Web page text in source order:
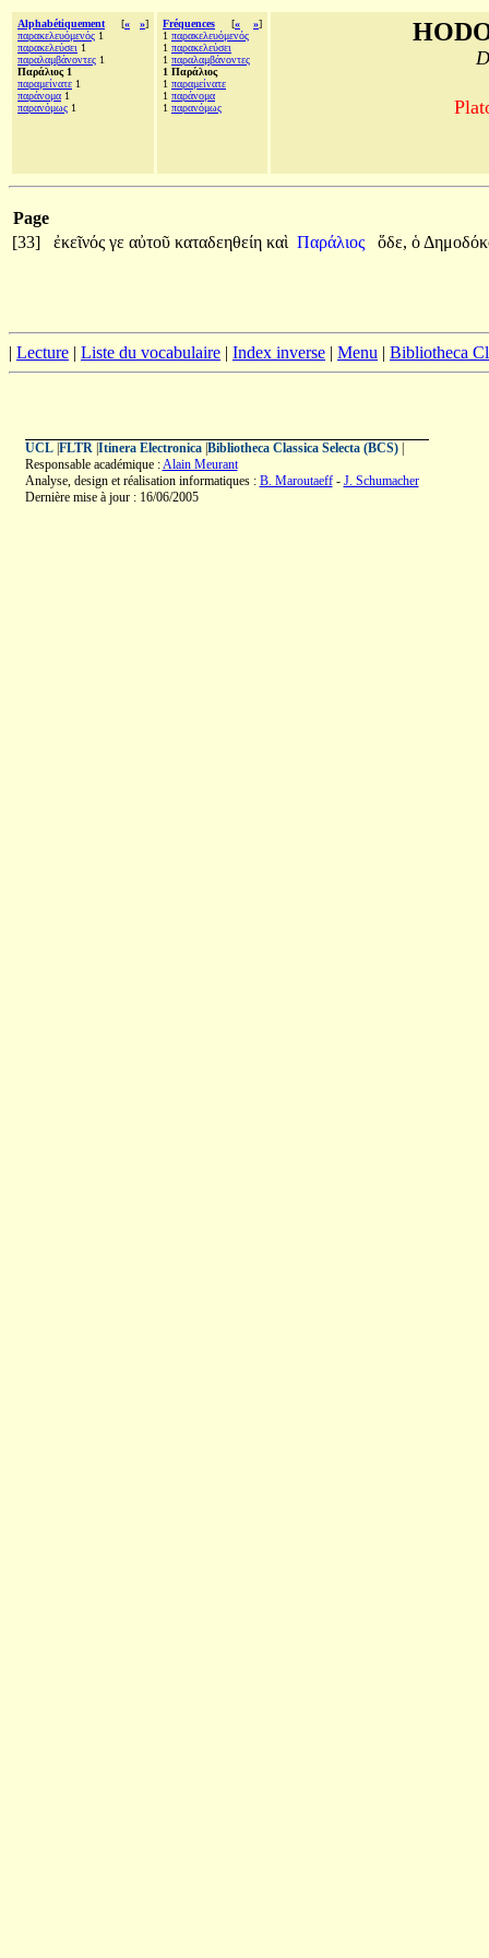
Alphabétiquement [« »]
παρακελευόμενός 1
παρακελεύσει 1
παραλαμβάνοντες 1
Παράλιος 1
παραμείνατε 1
παράνομα 1
παρανόμως 1
Fréquences [« »]
1 παρακελευόμενός
1 παρακελεύσει
1 παραλαμβάνοντες
1 Παράλιος
1 παραμείνατε
1 παράνομα
1 παρανόμως
Page
[33]
ἐκεῖνός γε αὐτοῦ καταδεηθείη καὶ Παράλιος ὅδε, ὁ
| Lecture | Liste du vocabulaire | Index inverse | Menu | Bibliotheca
UCL| FLTR| Itinera Electronica| Bibliotheca Classica Selecta (BCS)|
Responsable académique :Alain Meurant
Analyse, design et réalisation informatiques : B. Maroutaeff- J. Schumacher
Dernière mise à jour : 16/06/2005